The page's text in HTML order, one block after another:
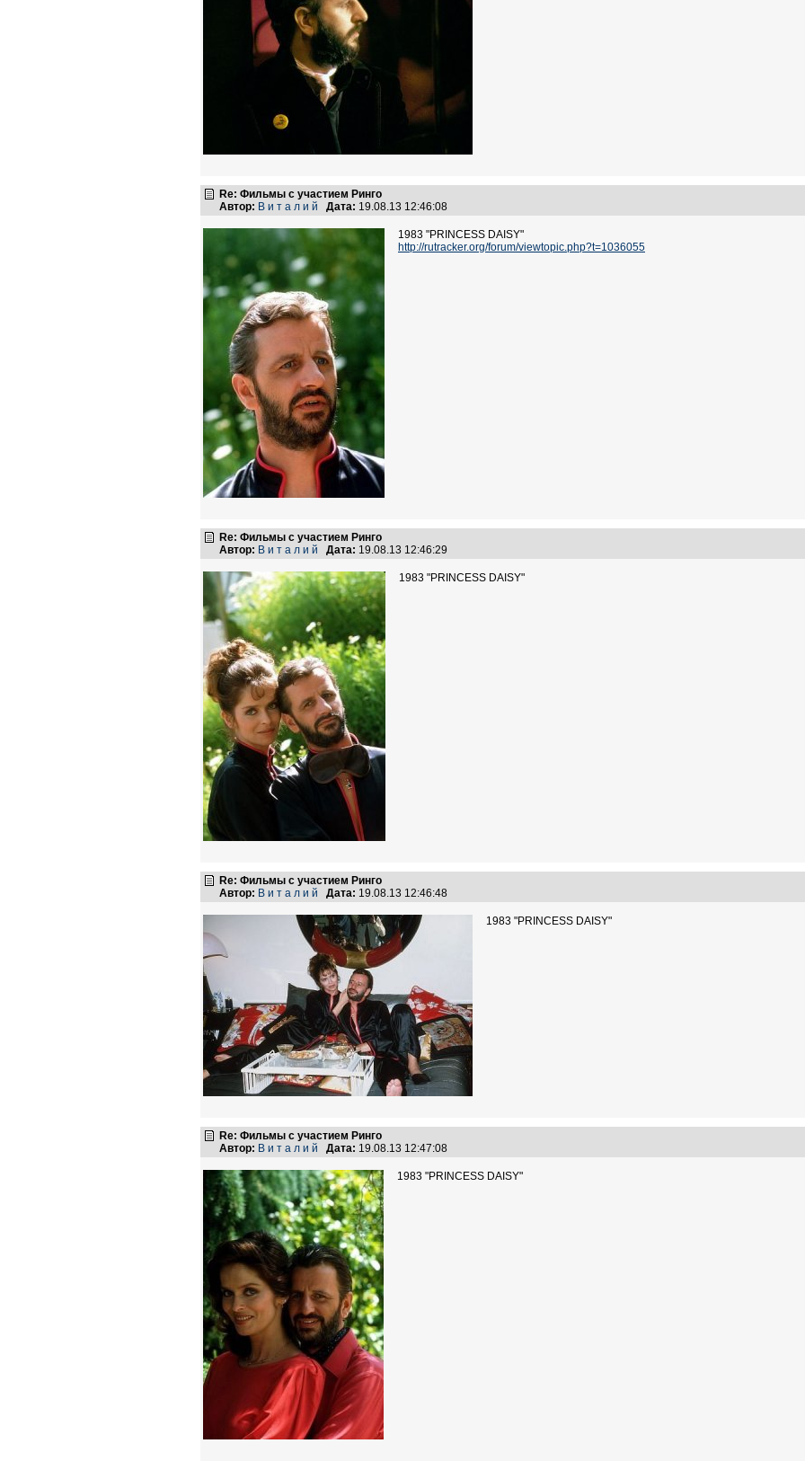
Re: Фильмы с участием Ринго
Автор: В и т а л и й Дата: 19.08.13 12:46:08
1983 "PRINCESS DAISY"
http://rutracker.org/forum/viewtopic.php?t=1036055
Re: Фильмы с участием Ринго
Автор: В и т а л и й Дата: 19.08.13 12:46:29
1983 "PRINCESS DAISY"
Re: Фильмы с участием Ринго
Автор: В и т а л и й Дата: 19.08.13 12:46:48
1983 "PRINCESS DAISY"
Re: Фильмы с участием Ринго
Автор: В и т а л и й Дата: 19.08.13 12:47:08
1983 "PRINCESS DAISY"